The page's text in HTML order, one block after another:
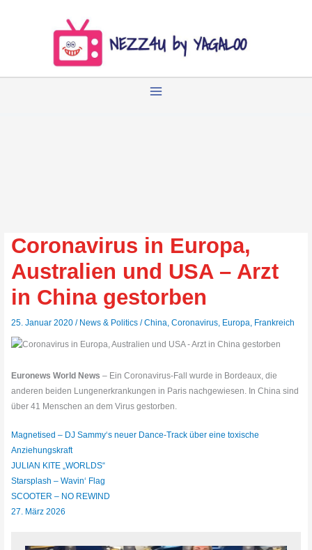
Coronavirus in Europa,
Australien und USA – Arzt
in China gestorben
25. Januar 2020/ News & Politics /China ,Coronavirus Europa Frankreich
Euronews World News – Ein Coronavirus-Fall wurde in Bordeaux, die
anderen beiden Lungenerkrankungen in Paris nachgewiesen. In China sind
über 41 Menschen an dem Virus gestorben.
Magnetised – DJ Sammy‘s neuer Dance-Track über eine toxische
Anziehungskraft
JULIAN KITE „WORLDS“
Starsplash – Wavin‘ Flag
SCOOTER – NO REWIND
27. März 2026